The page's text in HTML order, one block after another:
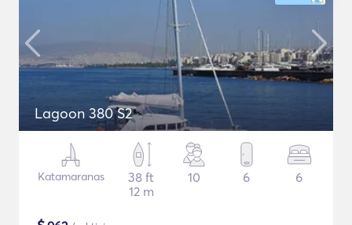
Lagoon 380 S2
Katamaranas
38 ft
12 m
10 6 6